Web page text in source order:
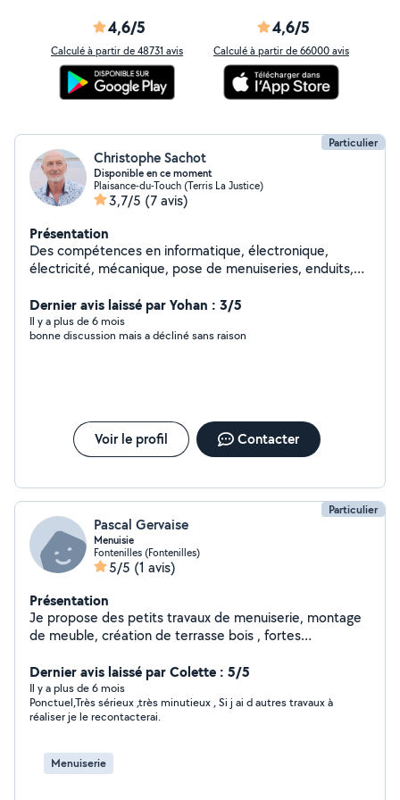
4,6/5
Calculé à partir de 48731 avis
4,6/5
Calculé à partir de 66000 avis
Particulier
Christophe Sachot
Disponible en ce moment
Plaisance-du-Touch (Terris La Justice)
3,7/5 (7 avis)
Présentation
Des compétences en informatique, électronique,
électricité, mécanique, pose de menuiseries, enduits,
etc.
Dernier avis laissé par Yohan : 3/5
Il y a plus de 6 mois
bonne discussion mais a décliné sans raison
Voir le profil Contacter
Particulier
Pascal Gervaise
Menuisie
Fontenilles (Fontenilles)
5/5 (1 avis)
Présentation
Je propose des petits travaux de menuiserie, montage
de meuble, création de terrasse bois , fortes
Dernier avis laissé par Colette : 5/5
Il y a plus de 6 mois
Ponctuel,Très sérieux ,très minutieux , Si j ai d autres travaux à
réaliser je le recontacterai.
Menuiserie